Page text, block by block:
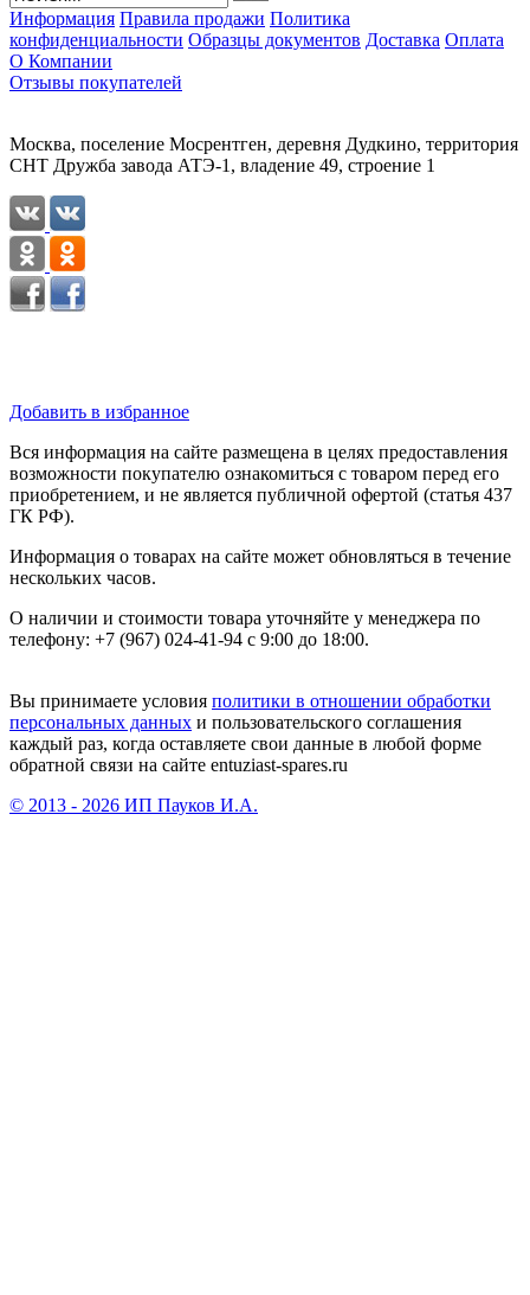
Информация Правила продажи Политика
конфиденциальности Образцы документов Доставка Оплата
О Компании
Отзывы покупателей
Москва, поселение Мосрентген, деревня Дудкино, территория
СНТ Дружба завода АТЭ-1, владение 49, строение 1
Добавить в избранное
Вся информация на сайте размещена в целях предоставления
возможности покупателю ознакомиться с товаром перед его
приобретением, и не является публичной офертой (статья 437
ГК РФ).
Информация о товарах на сайте может обновляться в течение
нескольких часов.
О наличии и стоимости товара уточняйте у менеджера по
телефону: +7 (967) 024-41-94 с 9:00 до 18:00.
Вы принимаете условия политики в отношении обработки
персональных данных и пользовательского соглашения
каждый раз, когда оставляете свои данные в любой форме
обратной связи на сайте entuziast-spares.ru
© 2013 - 2026 ИП Пауков И.А.